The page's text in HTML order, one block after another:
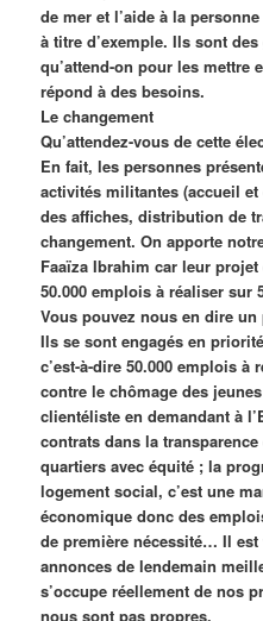
de mer et l’aide à la
à titre d’exemple. Ils sont
qu’attend-on pour les mettre
répond à des besoins.
Le changement
Qu’attendez-vous de cette
En fait, les personnes
activités militantes (accueil
des affiches, distribution de
changement. On apporte
Faaïza Ibrahim car leur projet
50.000 emplois à réaliser sur
Vous pouvez nous en dire un
Ils se sont engagés en
c’est-à-dire 50.000 emplois
contre le chômage des
clientéliste en demandant à
contrats dans la
quartiers avec équité ; la
logement social, c’est une
économique donc des
de première nécessité… Il est
annonces de lendemain
s’occupe réellement de nos
nous sont pas propres.